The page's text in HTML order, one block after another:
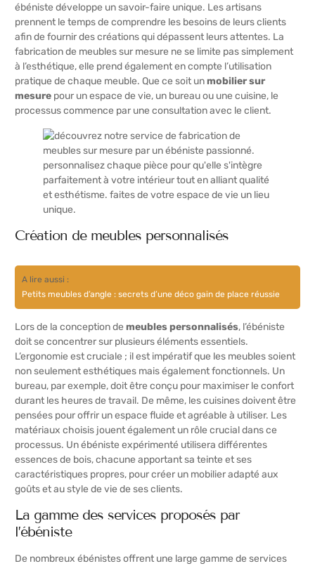
ébéniste développe un savoir-faire unique. Les artisans
prennent le temps de comprendre les besoins de leurs clients
afin de fournir des créations qui dépassent leurs attentes. La
fabrication de meubles sur mesure ne se limite pas simplement
à l’esthétique, elle prend également en compte l’utilisation
pratique de chaque meuble. Que ce soit unmobilier sur
mesure pour un espace de vie, un bureau ou une cuisine, le
processus commence par une consultation avec le client.
Création de meubles personnalisés
A lire aussi :
Petits meubles d’angle : secrets d’une déco gain de place réussie
Lors de la conception de meubles personnalisés, l’ébéniste
doit se concentrer sur plusieurs éléments essentiels.
L’ergonomie est cruciale ; il est impératif que les meubles soient
non seulement esthétiques mais également fonctionnels. Un
bureau, par exemple, doit être conçu pour maximiser le confort
durant les heures de travail. De même, les cuisines doivent être
pensées pour offrir un espace fluide et agréable à utiliser. Les
matériaux choisis jouent également un rôle crucial dans ce
processus. Un ébéniste expérimenté utilisera différentes
essences de bois, chacune apportant sa teinte et ses
caractéristiques propres, pour créer un mobilier adapté aux
goûts et au style de vie de ses clients.
La gamme des services proposés par
l’ébéniste
De nombreux ébénistes offrent une large gamme de services